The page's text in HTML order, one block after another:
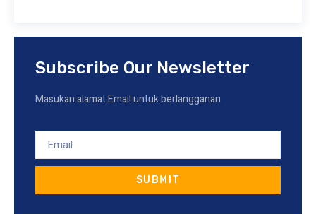
Subscribe Our Newsletter
Masukan alamat Email untuk berlangganan
SUBMIT